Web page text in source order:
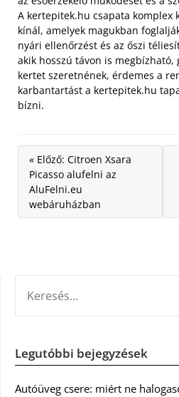
A kertepitek.hu csapata komplex
kínál, amelyek magukban
nyári ellenőrzést és az őszi
akik hosszú távon is megbízható,
kertet szeretnének, érdemes a
karbantartást a kertepitek.hu
bízni.
« Előző: Citroen Xsara
Picasso alufelni az
AluFelni.eu
webáruházban
Legutóbbi bejegyzések
Autóüveg csere: miért ne